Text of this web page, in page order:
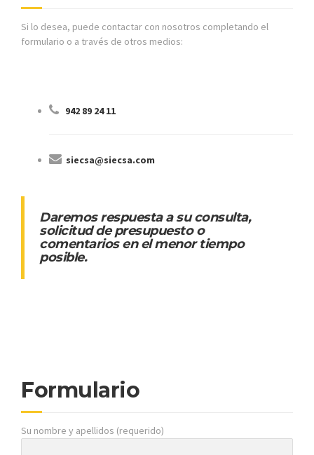
Si lo desea, puede contactar con nosotros completando el
formulario o a través de otros medios:
942 89 24 11
siecsa@siecsa.com
Daremos respuesta a su consulta,
solicitud de presupuesto o
comentarios en el menor tiempo
posible.
Formulario
Su nombre y apellidos (requerido)